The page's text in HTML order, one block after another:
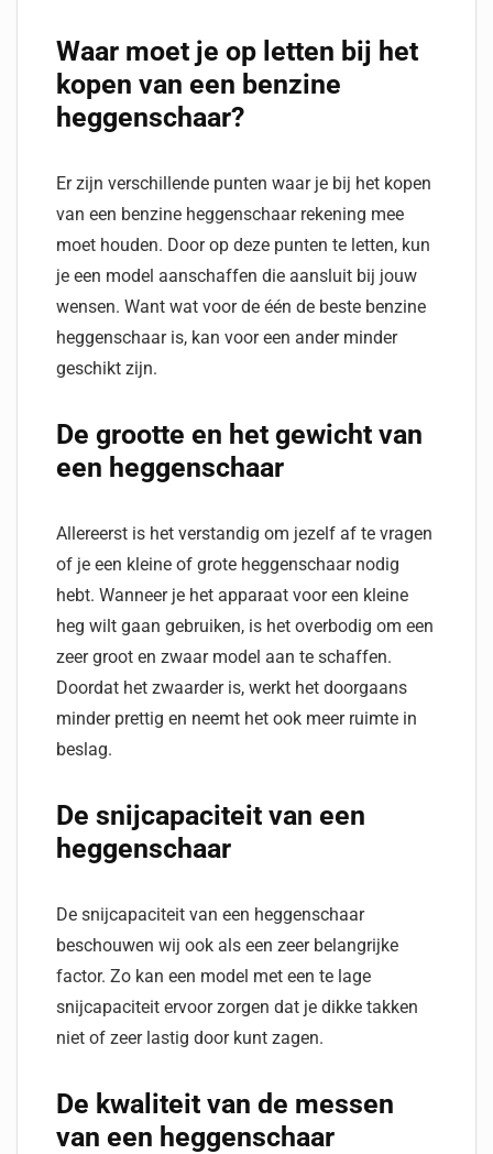
Waar moet je op letten bij het
kopen van een benzine
heggenschaar?
Er zijn verschillende punten waar je bij het kopen
van een benzine heggenschaar rekening mee
moet houden. Door op deze punten te letten, kun
je een model aanschaffen die aansluit bij jouw
wensen. Want wat voor de één de beste benzine
heggenschaar is, kan voor een ander minder
geschikt zijn.
De grootte en het gewicht van
een heggenschaar
Allereerst is het verstandig om jezelf af te vragen
of je een kleine of grote heggenschaar nodig
hebt. Wanneer je het apparaat voor een kleine
heg wilt gaan gebruiken, is het overbodig om een
zeer groot en zwaar model aan te schaffen.
Doordat het zwaarder is, werkt het doorgaans
minder prettig en neemt het ook meer ruimte in
beslag.
De snijcapaciteit van een
heggenschaar
De snijcapaciteit van een heggenschaar
beschouwen wij ook als een zeer belangrijke
factor. Zo kan een model met een te lage
snijcapaciteit ervoor zorgen dat je dikke takken
niet of zeer lastig door kunt zagen.
De kwaliteit van de messen
van een heggenschaar